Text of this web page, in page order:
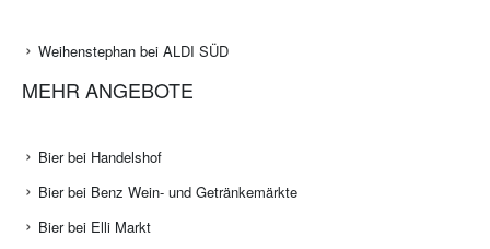
Weihenstephan bei ALDI SÜD
MEHR ANGEBOTE
Bier bei Handelshof
Bier bei Benz Wein- und Getränkemärkte
Bier bei Elli Markt